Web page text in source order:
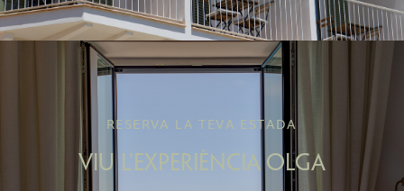
RESERVA LA TEVA ESTADA
VIU L’EXPERIÈNCIA OLGA